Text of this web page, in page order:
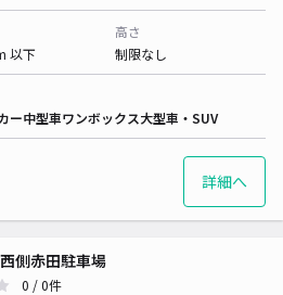
以下
高さ
制限なし
ー中型車ワンボックス大型車・SUV
詳細へ
側赤田駐車場
0 / 0件